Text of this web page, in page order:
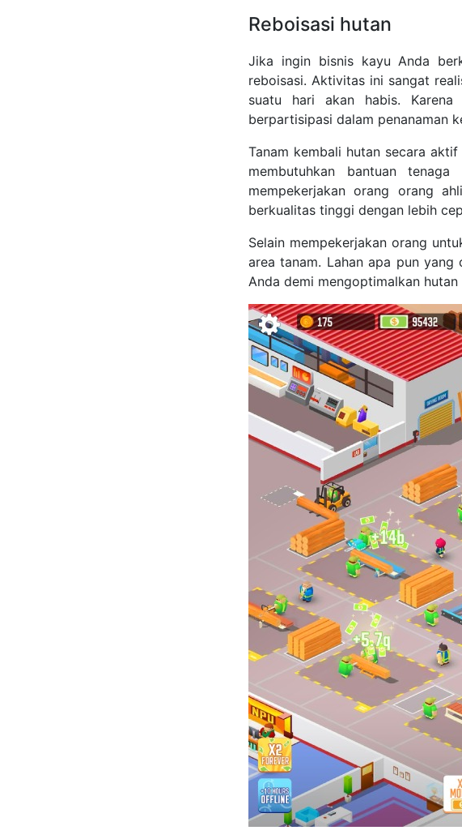
Reboisasi hutan
Jika ingin bisnis kayu Anda
reboisasi. Aktivitas ini sangat
suatu hari akan habis.
berpartisipasi dalam penanaman
Tanam kembali hutan secara
membutuhkan bantuan
mempekerjakan orang orang
berkualitas tinggi dengan lebih
Selain mempekerjakan orang
area tanam. Lahan apa pun
Anda demi mengoptimalkan hutan